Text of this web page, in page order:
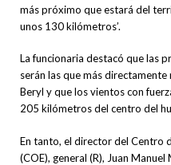
más próximo que estará del
unos 130 kilómetros’.
La funcionaria destacó que las
serán las que más
Beryl y que los vientos con
205 kilómetros del centro del
En tanto, el director del Centro
(COE), general (R), Juan